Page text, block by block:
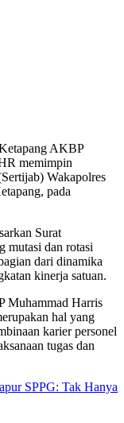
AKBP
memimpin
Wakapolres
pada
Surat
mutasi dan rotasi
dari dinamika
kinerja satuan.
Muhammad Harris
hal yang
karier personel
tugas dan
SPPG: Tak Hanya